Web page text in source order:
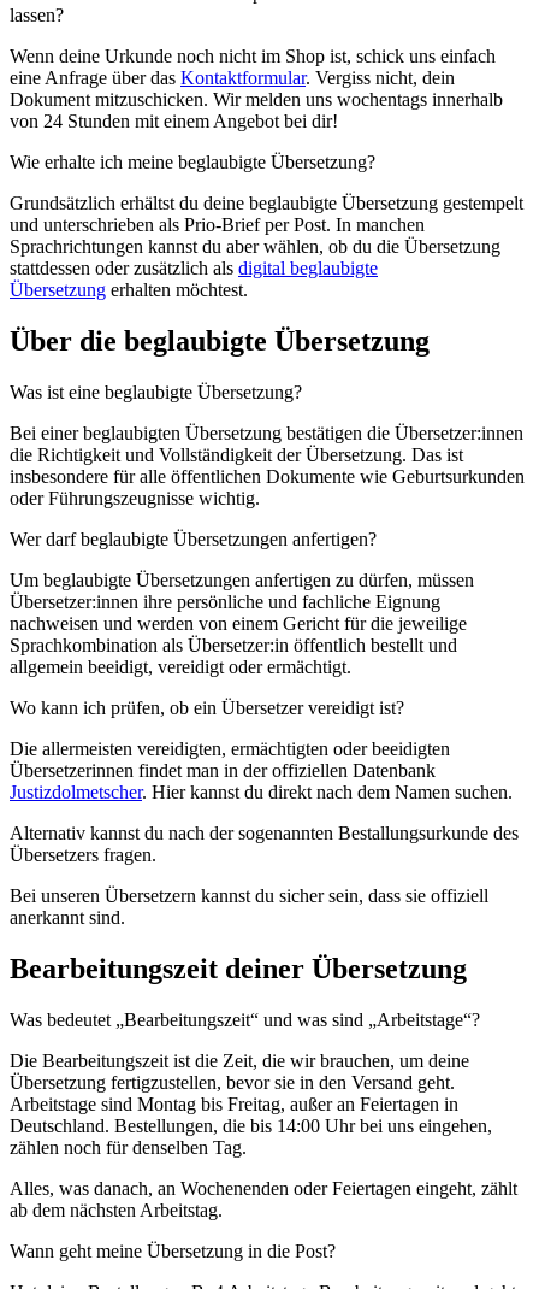
lassen?
Wenn deine Urkunde noch nicht im Shop ist, schick uns einfach
eine Anfrage über das Kontaktformular. Vergiss nicht, dein
Dokument mitzuschicken. Wir melden uns wochentags innerhalb
von 24 Stunden mit einem Angebot bei dir!
Wie erhalte ich meine beglaubigte Übersetzung?
Grundsätzlich erhältst du deine beglaubigte Übersetzung gestempelt
und unterschrieben als Prio-Brief per Post. In manchen
Sprachrichtungen kannst du aber wählen, ob du die Übersetzung
stattdessen oder zusätzlich als digital beglaubigte
Übersetzung erhalten möchtest.
Über die beglaubigte Übersetzung
Was ist eine beglaubigte Übersetzung?
Bei einer beglaubigten Übersetzung bestätigen die Übersetzer:innen
die Richtigkeit und Vollständigkeit der Übersetzung. Das ist
insbesondere für alle öffentlichen Dokumente wie Geburtsurkunden
oder Führungszeugnisse wichtig.
Wer darf beglaubigte Übersetzungen anfertigen?
Um beglaubigte Übersetzungen anfertigen zu dürfen, müssen
Übersetzer:innen ihre persönliche und fachliche Eignung
nachweisen und werden von einem Gericht für die jeweilige
Sprachkombination als Übersetzer:in öffentlich bestellt und
allgemein beeidigt, vereidigt oder ermächtigt.
Wo kann ich prüfen, ob ein Übersetzer vereidigt ist?
Die allermeisten vereidigten, ermächtigten oder beeidigten
Übersetzerinnen findet man in der offiziellen Datenbank
Justizdolmetscher. Hier kannst du direkt nach dem Namen suchen.
Alternativ kannst du nach der sogenannten Bestallungsurkunde des
Übersetzers fragen.
Bei unseren Übersetzern kannst du sicher sein, dass sie offiziell
anerkannt sind.
Bearbeitungszeit deiner Übersetzung
Was bedeutet „Bearbeitungszeit“ und was sind „Arbeitstage“?
Die Bearbeitungszeit ist die Zeit, die wir brauchen, um deine
Übersetzung fertigzustellen, bevor sie in den Versand geht.
Arbeitstage sind Montag bis Freitag, außer an Feiertagen in
Deutschland. Bestellungen, die bis 14:00 Uhr bei uns eingehen,
zählen noch für denselben Tag.
Alles, was danach, an Wochenenden oder Feiertagen eingeht, zählt
ab dem nächsten Arbeitstag.
Wann geht meine Übersetzung in die Post?